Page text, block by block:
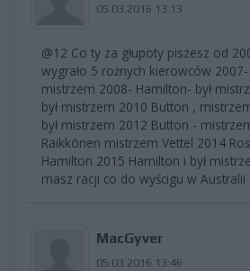
05.03.2016 13:13
@12 Co ty za głupoty piszesz od
wygrało 5 rożnych kierowców 2007-
mistrzem 2008- Hamilton- był
był mistrzem 2010 Button ,
był mistrzem 2012 Button -
Räikkönen mistrzem Vettel 2014
Hamilton 2015 Hamilton i był
masz racji co do wyścigu w Australii
MacGyver
05.03.2016 13:46